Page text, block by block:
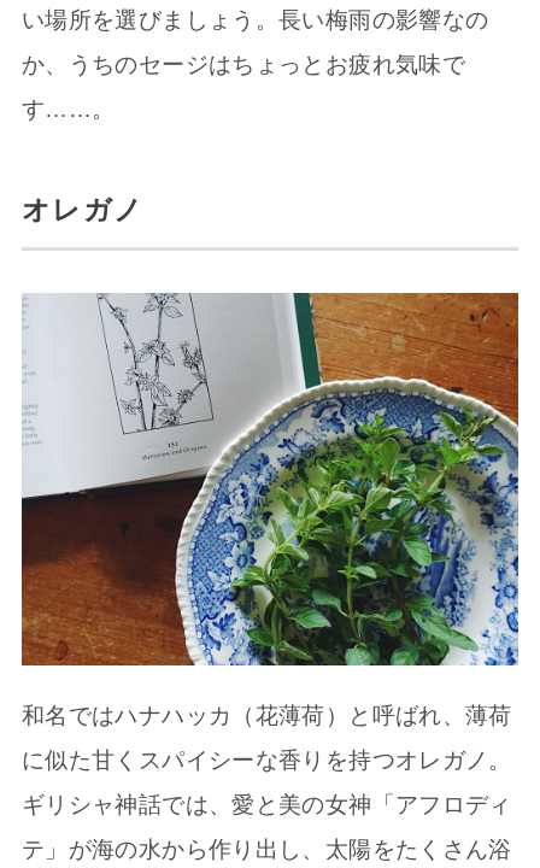
い場所を選びましょう。長い梅雨の影響なの
か、うちのセージはちょっとお疲れ気味で
す……。
オレガノ
和名ではハナハッカ（花薄荷）と呼ばれ、薄荷
に似た甘くスパイシーな香りを持つオレガノ。
ギリシャ神話では、愛と美の女神「アフロディ
テ」が海の水から作り出し、太陽をたくさん浴